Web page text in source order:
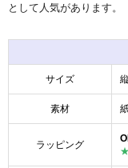
として人気があります。
サイズ
素材
ラッピング
★